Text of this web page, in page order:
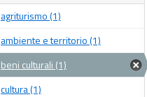
agriturismo (1)
ambiente e territorio (1)
beni culturali (1)
cultura (1)